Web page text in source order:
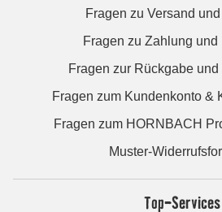
Fragen zu Versand
Fragen zu Zahlung und
Fragen zur Rückgabe
Fragen zum Kundenkonto &
Fragen zum HORNBACH
Muster-
Top-Services